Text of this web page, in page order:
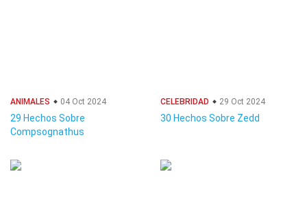
ANIMALES 04 Oct 2024
29 Hechos Sobre
Compsognathus
CELEBRIDAD 29 Oct 2024
30 Hechos Sobre Zedd